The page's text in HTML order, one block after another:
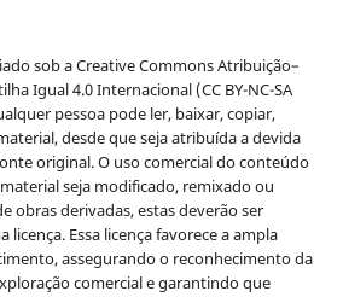
sob a Creative Commons Atribuição–
Igual 4.0 Internacional (CC BY-NC-SA
pessoa pode ler, baixar, copiar,
desde que seja atribuída a devida
original. O uso comercial do conteúdo
seja modificado, remixado ou
obras derivadas, estas deverão ser
licença. Essa licença favorece a ampla
assegurando o reconhecimento da
comercial e garantindo que